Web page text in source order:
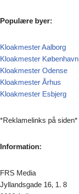
Populære byer:
Kloakmester Aalborg
Kloakmester København
Kloakmester Odense
Kloakmester Århus
Kloakmester Esbjerg
*Reklamelinks på siden*
Information:
FRS Media
Jyllandsgade 16, 1. 8